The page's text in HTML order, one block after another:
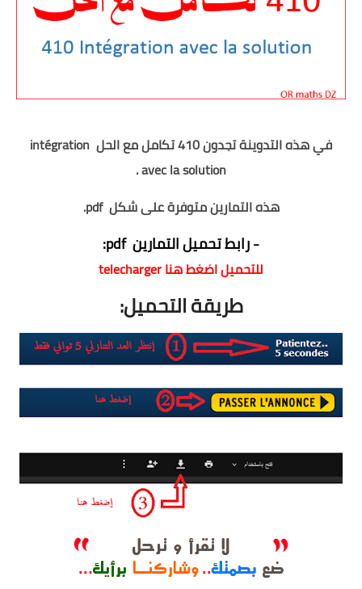
شهادة التعليم المتوسط BEM
التعليم الثانوي
السنة 2 - الشعب العلمية
السنة 2 تسيير واقتصاد
السنة 3 آداب
السنة 3 - الشعب العلمية
السنة 3 تسيير واقتصاد
شهادة البكالوريا BAC
التعليم الجامعي
licence
master
الأستاذ
الأستاذ المتربص
في هذه التدوينة تجدون 410 تكامل مع الحل intégration
avec la solution .
هذه التمارين متوفرة على شكل pdf.
- رابط تحميلالتمارين pdf:
للتحميل اضغط هنا telecharger
طريقة التحميل: